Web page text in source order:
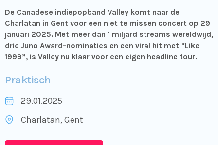
De Canadese indiepopband Valley komt naar de
Charlatan in Gent voor een niet te missen concert op 29
januari 2025. Met meer dan 1 miljard streams wereldwijd,
drie Juno Award-nominaties en een viral hit met “Like
1999”, is Valley nu klaar voor een eigen headline tour.
Praktisch
29.01.2025
Charlatan, Gent